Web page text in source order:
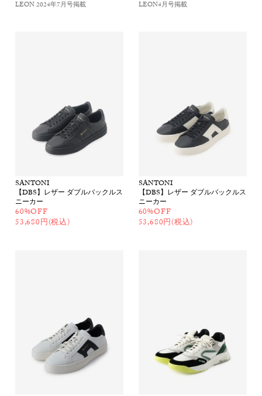
LEON 2024年7月号掲載 LEON4月号掲載
SANTONI
【DBS】レザー ダブルバックルス
ニーカー
60%OFF
53,680円(税込)
SANTONI
【DBS】レザー ダブルバックルス
ニーカー
60%OFF
53,680円(税込)